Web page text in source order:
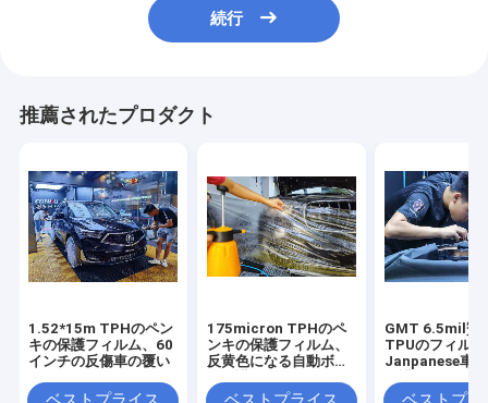
続行
推薦されたプロダクト
1.52*15m TPHのペン
キの保護フィルム、60
インチの反傷車の覆い
175micron TPHのペ
ンキの保護フィルム、
反黄色になる自動ボデ
GMT 6.5mil贅
TPUのフィル
Janpanese車
の自己接着保護